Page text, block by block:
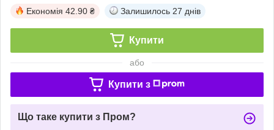
Економія 42.90 ₴ Залишилось 27 днів
Купити
або
Купити з
Що таке купити з Пром?